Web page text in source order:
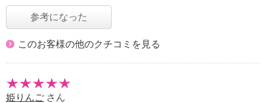
参考になった
このお客様の他のクチコミを見る
姫りんご さん